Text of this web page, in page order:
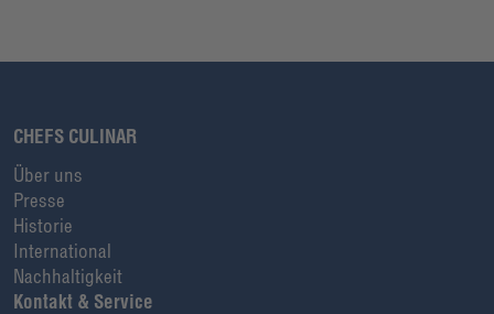
CHEFS CULINAR
Über uns
Presse
Historie
International
Nachhaltigkeit
Kontakt & Service